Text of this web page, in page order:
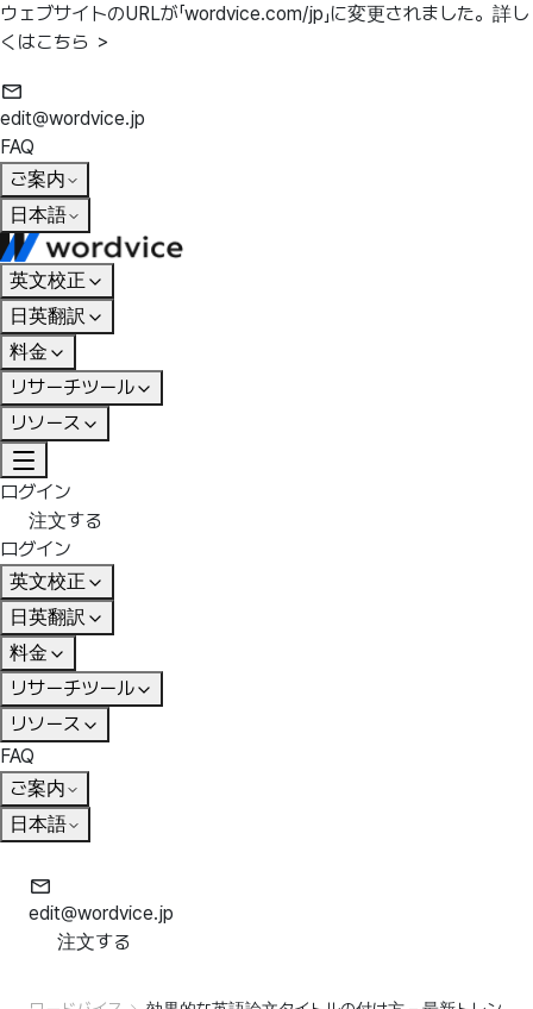
ウェブサイトのURLが「wordvice.com/jp」に変更されました。 詳し
くはこちら ＞
edit@wordvice.jp
FAQ
ご案内
日本語
英文校正
日英翻訳
料金
リサーチツール
リソース
ログイン
注文する
ログイン
英文校正
日英翻訳
料金
リサーチツール
リソース
FAQ
ご案内
日本語
edit@wordvice.jp
注文する